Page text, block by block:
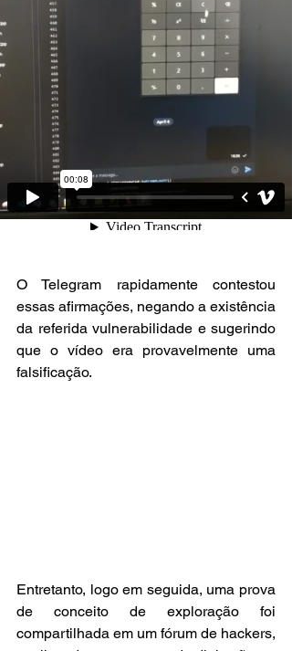
O Telegram rapidamente contestou
essas afirmações, negando a existência
da referida vulnerabilidade e sugerindo
que o vídeo era provavelmente uma
falsificação.
Entretanto, logo em seguida, uma prova
de conceito de exploração foi
compartilhada em um fórum de hackers,